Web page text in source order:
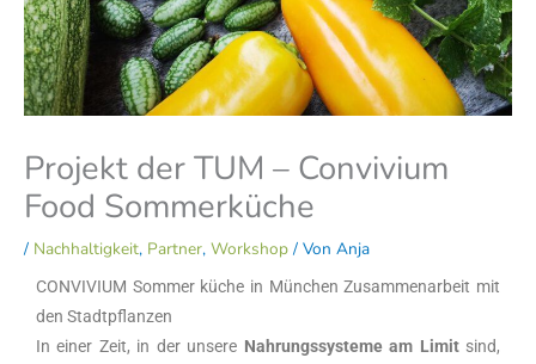
Projekt der TUM – Convivium
Food Sommerküche
/ Nachhaltigkeit, Partner, Workshop / Von Anja
CONVIVIUM Sommer küche in München Zusammenarbeit mit
den Stadtpflanzen
In einer Zeit, in der unsere Nahrungssysteme am Limitsind,